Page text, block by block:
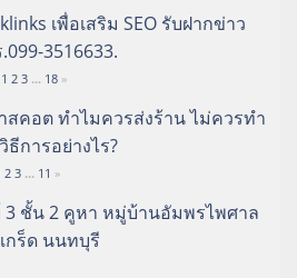
เพื่อเสริม SEO รับฝากข่าว
3516633.
1 2 3 ... 18 »
คอต ทำไมควรส่งร้าน ไม่ควรทำ
ธีการอย่างไร?
2 3 ... 11 »
ชั้น 2 คูหา หมู่บ้านอัมพรไพศาล
กร็ด นนทบุรี